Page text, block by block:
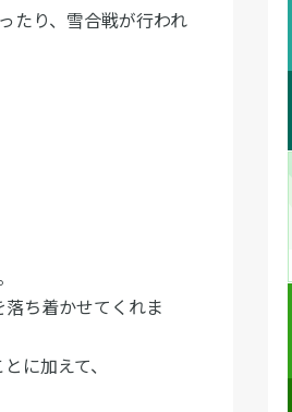
たり、雪合戦が行われ
ち着かせてくれま
に加えて、